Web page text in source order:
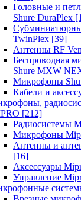
Головные и
Shure DuraPlex
TwinPlex [39]
Антенны RF
Беспроводная
Shure MXW
Микрофоны
Кабели и
[212]
Радиосистемы
Микрофоны
Антенны и
[16]
Аксессуары
Управление